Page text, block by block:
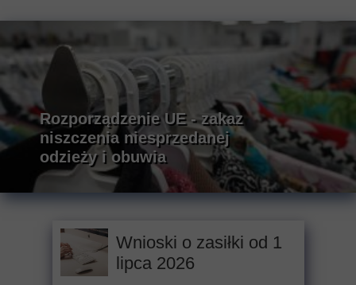
Rozporządzenie UE - zakaz
niszczenia niesprzedanej
odzieży i obuwia
Wnioski o zasiłki od 1
lipca 2026